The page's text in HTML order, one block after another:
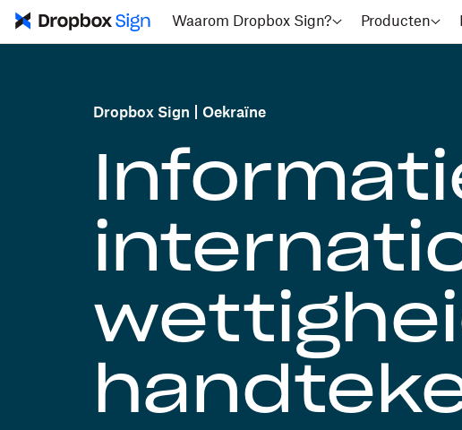
Waarom Dropbox Sign? Producten
Dropbox Sign Oekraïne